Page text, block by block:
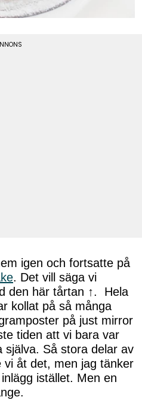
igen och fortsatte på
. Det vill säga vi
den här tårtan ↑. Hela
kollat på så många
på just mirror
tiden att vi bara var
själva. Så stora delar av
vi åt det, men jag tänker
istället. Men en